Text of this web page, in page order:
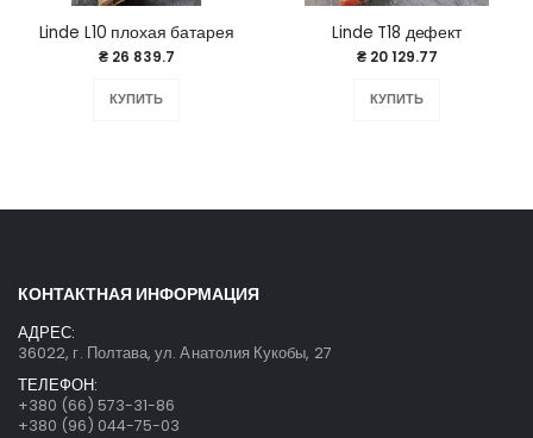
Linde L10 плохая батарея
₴ 26 839.7
КУПИТЬ
Linde T18 дефект
₴ 20 129.77
КУПИТЬ
КОНТАКТНАЯ ИНФОРМАЦИЯ
АДРЕС:
36022, г. Полтава, ул. Анатолия Кукобы, 27
ТЕЛЕФОН:
+380 (66) 573-31-86
+380 (96) 044-75-03